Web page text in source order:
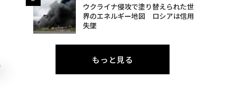
ウクライナ侵攻で塗り替えられた世
界のエネルギー地図 ロシアは信用
失墜
もっと見る